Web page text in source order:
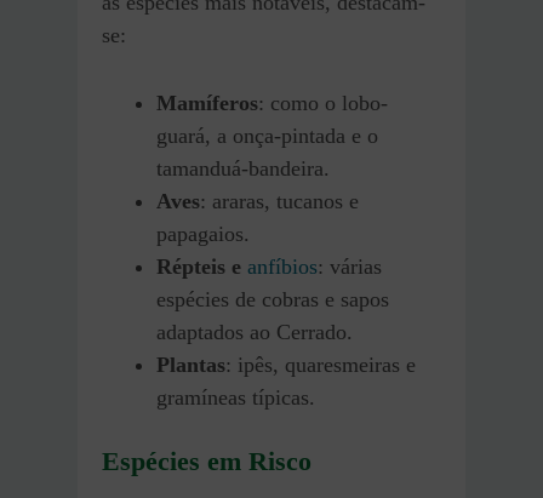
se:
Mamíferos: como o lobo-
guará, a onça-pintada e o
tamanduá-bandeira.
Aves: araras, tucanos e
papagaios.
Répteis e anfíbios: várias
espécies de cobras e sapos
adaptados ao Cerrado.
Plantas: ipês, quaresmeiras e
gramíneas típicas.
Espécies em Risco